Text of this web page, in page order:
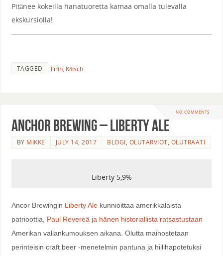
Pitänee kokeilla hanatuoretta kamaa omalla tulevalla
ekskursiolla!
TAGGED Früh, Kölsch
NO COMMENTS
Anchor Brewing – Liberty Ale
BY MIKKE JULY 14, 2017 BLOGI, OLUTARVIOT, OLUTRAATI
Liberty 5,9%
Ancor Brewingin Liberty Alekunnioittaa amerikkalaista
patrioottia, Paul Revereä ja hänen historiallista ratsastustaan
Amerikan vallankumouksen aikana. Olutta mainostetaan
perinteisin craft beer -menetelmin pantuna ja hiilihapotetuksi